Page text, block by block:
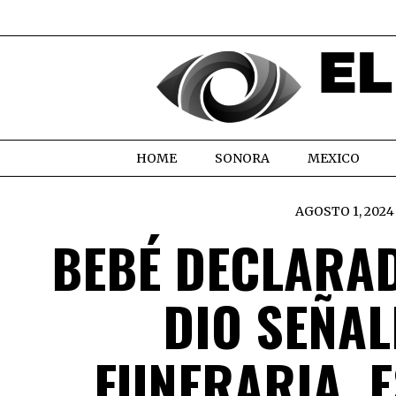
HOME SONORA MEXICO
AGOSTO 1, 2024
BEBÉ
DIO